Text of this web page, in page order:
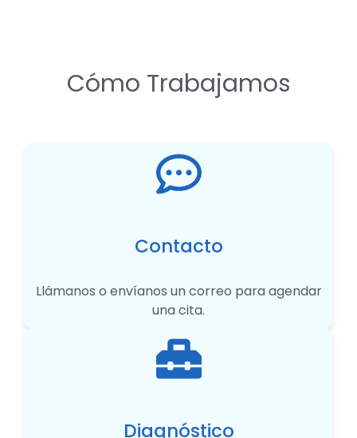
Cómo Trabajamos
Contacto
Llámanos o envíanos un correo para agendar
una cita.
Diagnóstico